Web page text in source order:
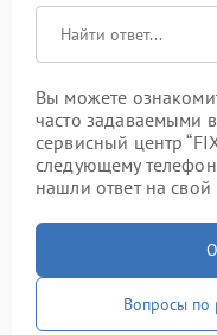
Вы можете
часто задаваемыми
сервисный центр
следующему
нашли ответ на свой
Вопросы по